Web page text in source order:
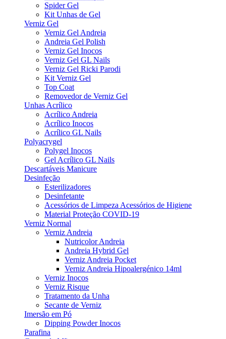
Spider Gel
Kit Unhas de Gel
Verniz Gel
Verniz Gel Andreia
Andreia Gel Polish
Verniz Gel Inocos
Verniz Gel GL Nails
Verniz Gel Ricki Parodi
Kit Verniz Gel
Top Coat
Removedor de Verniz Gel
Unhas Acrílico
Acrílico Andreia
Acrílico Inocos
Acrílico GL Nails
Polyacrygel
Polygel Inocos
Gel Acrílico GL Nails
Descartáveis Manicure
Desinfeção
Esterilizadores
Desinfetante
Acessórios de Limpeza Acessórios de Higiene
Material Proteção COVID-19
Verniz Normal
Verniz Andreia
Nutricolor Andreia
Andreia Hybrid Gel
Verniz Andreia Pocket
Verniz Andreia Hipoalergénico 14ml
Verniz Inocos
Verniz Risque
Tratamento da Unha
Secante de Verniz
Imersão em Pó
Dipping Powder Inocos
Parafina